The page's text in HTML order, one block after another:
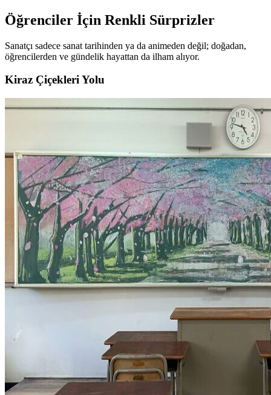
Öğrenciler İçin Renkli Sürprizler
Sanatçı sadece sanat tarihinden ya da animeden değil; doğadan,
öğrencilerden ve gündelik hayattan da ilham alıyor.
Kiraz Çiçekleri Yolu